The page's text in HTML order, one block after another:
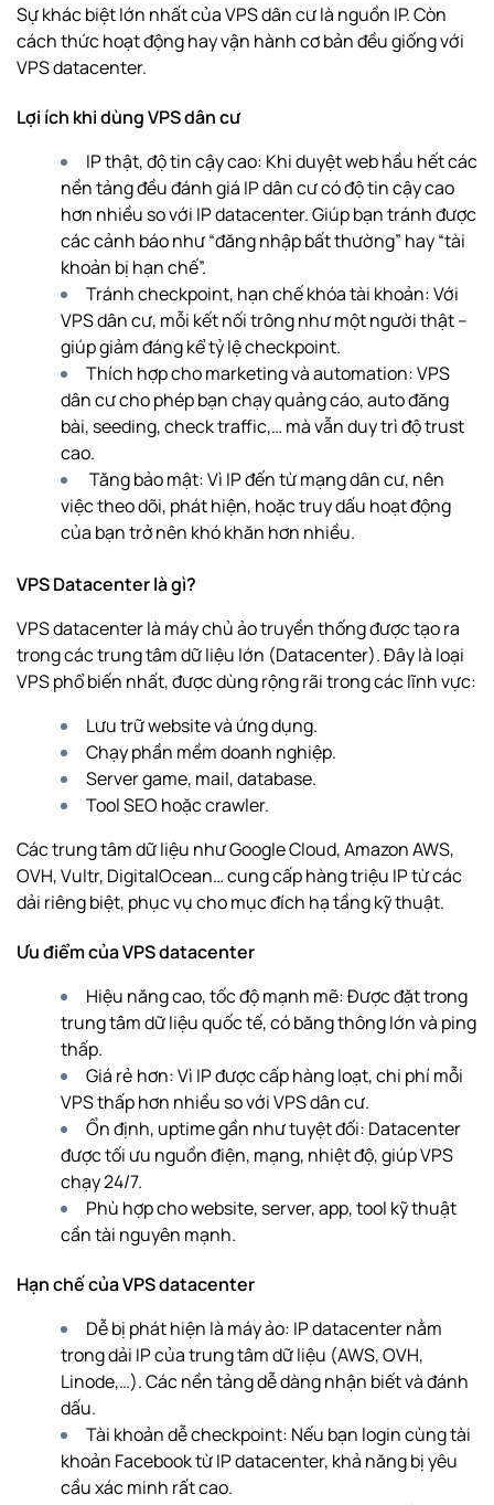
Sự khác biệt lớn nhất của VPS dân cư là nguồn IP. Còn
cách thức hoạt động hay vận hành cơ bản đều giống với
VPS datacenter.
Lợi ích khi dùng VPS dân cư
IP thật, độ tin cậy cao: Khi duyệt web hầu hết các
nền tảng đều đánh giá IP dân cư có độ tin cậy cao
hơn nhiều so với IP datacenter. Giúp bạn tránh được
các cảnh báo như “đăng nhập bất thường” hay “tài
khoản bị hạn chế”.
Tránh checkpoint, hạn chế khóa tài khoản: Với
VPS dân cư, mỗi kết nối trông như một người thật –
giúp giảm đáng kể tỷ lệ checkpoint.
Thích hợp cho marketing và automation: VPS
dân cư cho phép bạn chạy quảng cáo, auto đăng
bài, seeding, check traffic,… mà vẫn duy trì độ trust
cao.
Tăng bảo mật: Vì IP đến từ mạng dân cư, nên
việc theo dõi, phát hiện, hoặc truy dấu hoạt động
của bạn trở nên khó khăn hơn nhiều.
VPS Datacenter là gì?
VPS datacenter là máy chủ ảo truyền thống được tạo ra
trong các trung tâm dữ liệu lớn (Datacenter). Đây là loại
VPS phổ biến nhất, được dùng rộng rãi trong các lĩnh vực:
Lưu trữ website và ứng dụng.
Chạy phần mềm doanh nghiệp.
Server game, mail, database.
Tool SEO hoặc crawler.
Các trung tâm dữ liệu như Google Cloud, Amazon AWS,
OVH, Vultr, DigitalOcean… cung cấp hàng triệu IP từ các
dải riêng biệt, phục vụ cho mục đích hạ tầng kỹ thuật.
Ưu điểm của VPS datacenter
Hiệu năng cao, tốc độ mạnh mẽ: Được đặt trong
trung tâm dữ liệu quốc tế, có băng thông lớn và ping
thấp.
Giá rẻ hơn: Vì IP được cấp hàng loạt, chi phí mỗi
VPS thấp hơn nhiều so với VPS dân cư.
Ổn định, uptime gần như tuyệt đối: Datacenter
được tối ưu nguồn điện, mạng, nhiệt độ, giúp VPS
chạy 24/7.
Phù hợp cho website, server, app, tool kỹ thuật
cần tài nguyên mạnh.
Hạn chế của VPS datacenter
Dễ bị phát hiện là máy ảo: IP datacenter nằm
trong dải IP của trung tâm dữ liệu (AWS, OVH,
Linode,…). Các nền tảng dễ dàng nhận biết và đánh
dấu.
Tài khoản dễ checkpoint: Nếu bạn login cùng tài
khoản Facebook từ IP datacenter, khả năng bị yêu
cầu xác minh rất cao.